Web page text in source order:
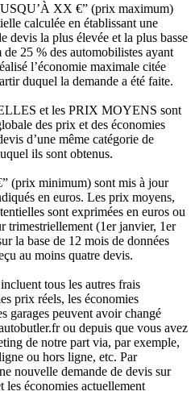
XX €” (prix maximum)
calculée en établissant une
devis la plus élevée et la plus basse
25 % des automobilistes ayant
l’économie maximale citée
duquel la demande a été faite.
et les PRIX MOYENS sont
des prix et des économies
d’une même catégorie de
ils sont obtenus.
(prix minimum) sont mis à jour
en euros. Les prix moyens,
sont exprimées en euros ou
trimestriellement (1er janvier, 1er
la base de 12 mois de données
au moins quatre devis.
tous les autres frais
prix réels, les économies
garages peuvent avoir changé
ou depuis que vous avez
de notre part via, par exemple,
ou hors ligne, etc. Par
nouvelle demande de devis sur
économies actuellement